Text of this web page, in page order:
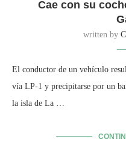
Cae con su
written by
El conductor de un vehículo
vía LP-1 y precipitarse por un
la isla de La …